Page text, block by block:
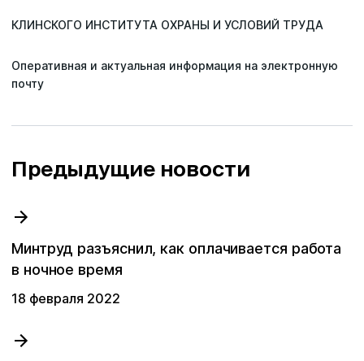
Email
Специальная оценка условий труда
Профессиональная оценка рисков
Email
Email
Email
КЛИНСКОГО ИНСТИТУТА ОХРАНЫ И УСЛОВИЙ ТРУДА
Оперативная и актуальная информация на электронную
почту
Предыдущие новости
Минтруд разъяснил, как оплачивается работа
в ночное время
18 февраля 2022